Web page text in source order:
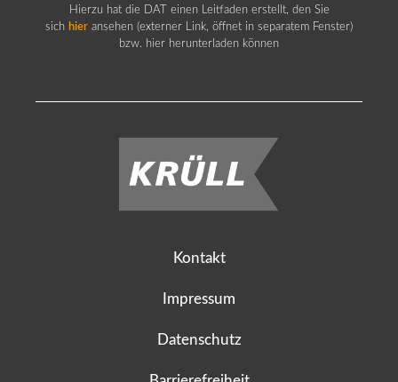
Hierzu hat die DAT einen Leitfaden erstellt, den Sie
sich hier ansehen (externer Link, öffnet in separatem Fenster)
bzw. hier herunterladen können
Kontakt
Impressum
Datenschutz